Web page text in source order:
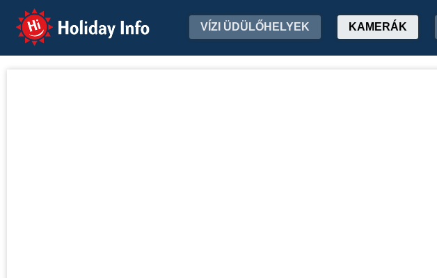
Holiday Info VÍZI ÜDÜLŐHELYEK KAMERÁK